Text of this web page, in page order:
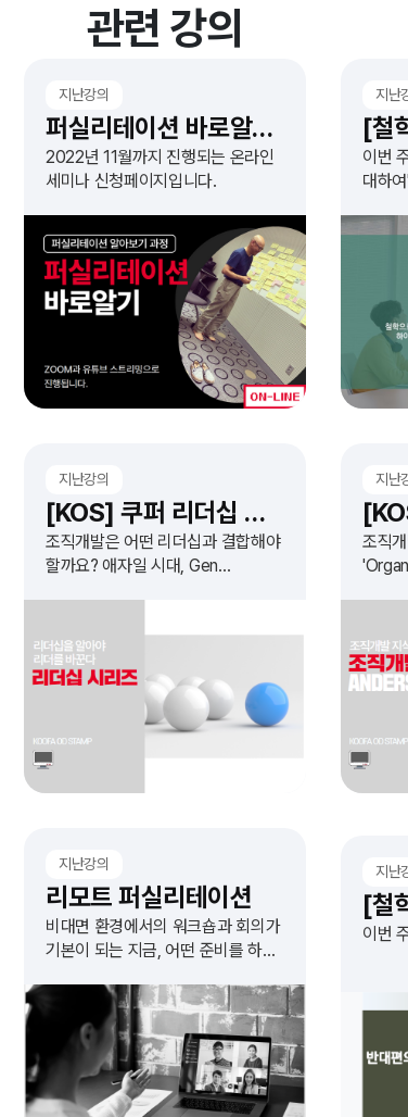
관련 강의
지난강의
퍼실리테이션 바로알기 (무료웨비나)
2022년 11월까지 진행되는 온라인
세미나 신청페이지입니다.
지난
이번
대하
지난강의
[KOS] 쿠퍼 리더십 시리즈
조직개발은 어떤 리더십과 결합해야
할까요? 애자일 시대, Gen
확인하고 실습 합니다.
지난
조직
기반
지난강의
리모트 퍼실리테이션
비대면 환경에서의 워크숍과 회의가
기본이 되는 지금, 어떤 준비를 하고
필요한 비대면 환경에서의 워크숍.
그 방법을 알아봅니다.
지난
이번